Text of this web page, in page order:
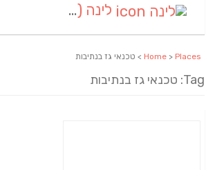
לינה (1)
Home > Places > טכנאי גז בנתיבות
Tag: טכנאי גז בנתיבות